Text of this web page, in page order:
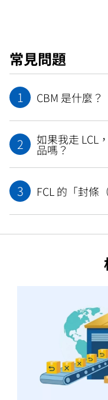
常見問題
1 CBM 是什麼？
2 如果我走 LCL
品嗎？
3 FCL 的「封條